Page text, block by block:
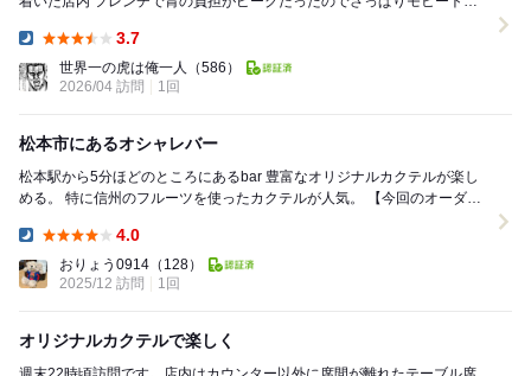
3.7
世界一の虎は俺一人
（586）
2026/04 訪問
1回
松本市にあるオシャレバー
松本駅から5分ほどのところにあるbar 豊富なオリジナルカクテルが楽し
める。 特に信州のフルーツを使ったカクテルが人気。 【今回のオーダ
4.0
おりょう0914 （128）
2025/12 訪問
1回
オリジナルカクテルで楽しく